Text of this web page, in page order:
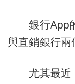
銀行App的
與直銷銀行兩
尤其最近，